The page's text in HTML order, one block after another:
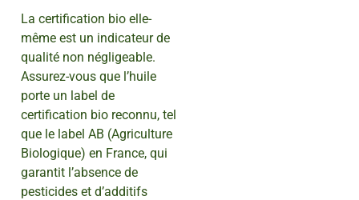
La certification bio elle-
même est un indicateur de
qualité non négligeable.
Assurez-vous que l’huile
porte un label de
certification bio reconnu, tel
que le label AB (Agriculture
Biologique) en France, qui
garantit l’absence de
pesticides et d’additifs